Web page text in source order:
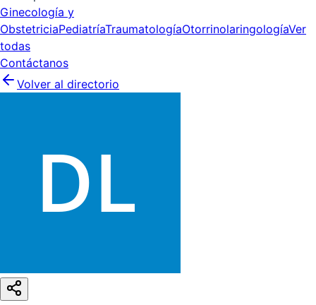
Ginecología y
ObstetriciaPediatríaTraumatologíaOtorrinolaringologíaVer
todas
Contáctanos
Volver al directorio